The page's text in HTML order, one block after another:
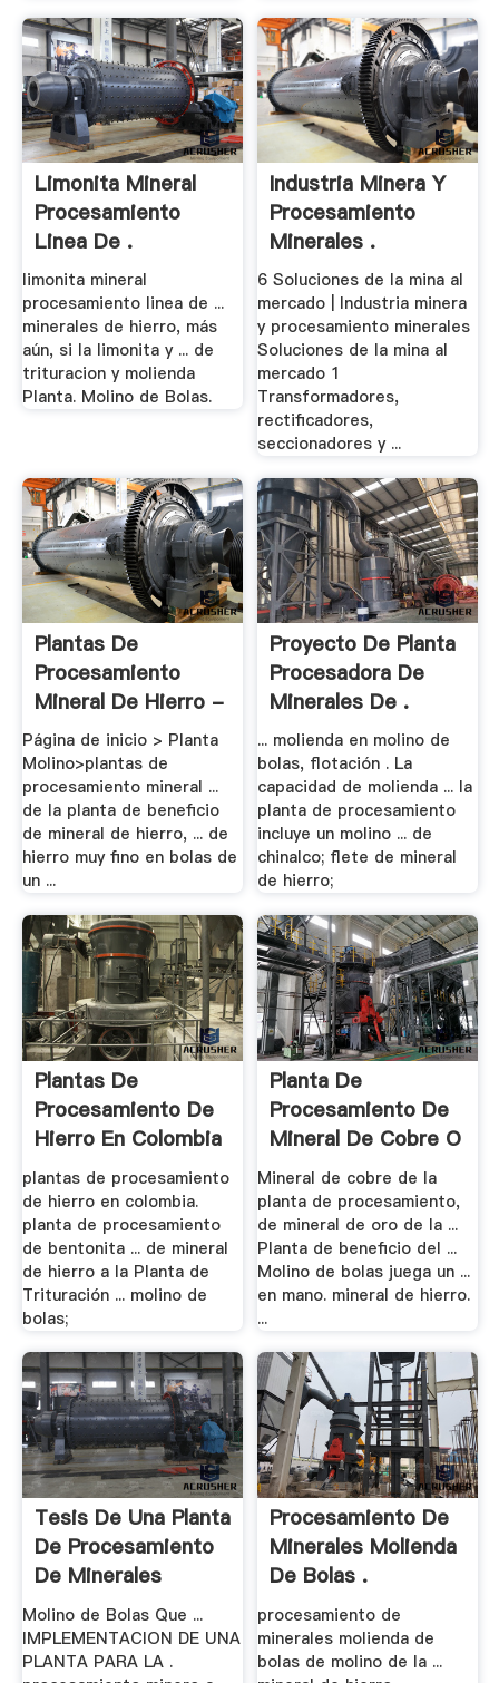
Limonita Mineral
Procesamiento
Linea De .
limonita mineral
procesamiento linea de ...
minerales de hierro, más
aún, si la limonita y ... de
trituracion y molienda
Planta. Molino de Bolas.
Industria Minera Y
Procesamiento
Minerales .
6 Soluciones de la mina al
mercado | Industria minera
y procesamiento minerales
Soluciones de la mina al
mercado 1
Transformadores,
rectificadores,
seccionadores y ...
Plantas De
Procesamiento
Mineral De Hierro -
.
Página de inicio > Planta
Molino>plantas de
procesamiento mineral ...
de la planta de beneficio
de mineral de hierro, ... de
hierro muy fino en bolas de
un ...
Proyecto De Planta
Procesadora De
Minerales De .
... molienda en molino de
bolas, flotación . La
capacidad de molienda ... la
planta de procesamiento
incluye un molino ... de
chinalco; flete de mineral
de hierro;
Plantas De
Procesamiento De
Hierro En Colombia
plantas de procesamiento
de hierro en colombia.
planta de procesamiento
de bentonita ... de mineral
de hierro a la Planta de
Trituración ... molino de
bolas;
Planta De
Procesamiento De
Mineral De Cobre O
.
Mineral de cobre de la
planta de procesamiento,
de mineral de oro de la ...
Planta de beneficio del ...
Molino de bolas juega un ...
en mano. mineral de hierro.
...
Tesis De Una Planta
De Procesamiento
De Minerales
Molino de Bolas Que ...
IMPLEMENTACION DE UNA
PLANTA PARA LA .
Procesamiento De
Minerales Molienda
De Bolas .
procesamiento de
minerales molienda de
bolas de molino de la ...